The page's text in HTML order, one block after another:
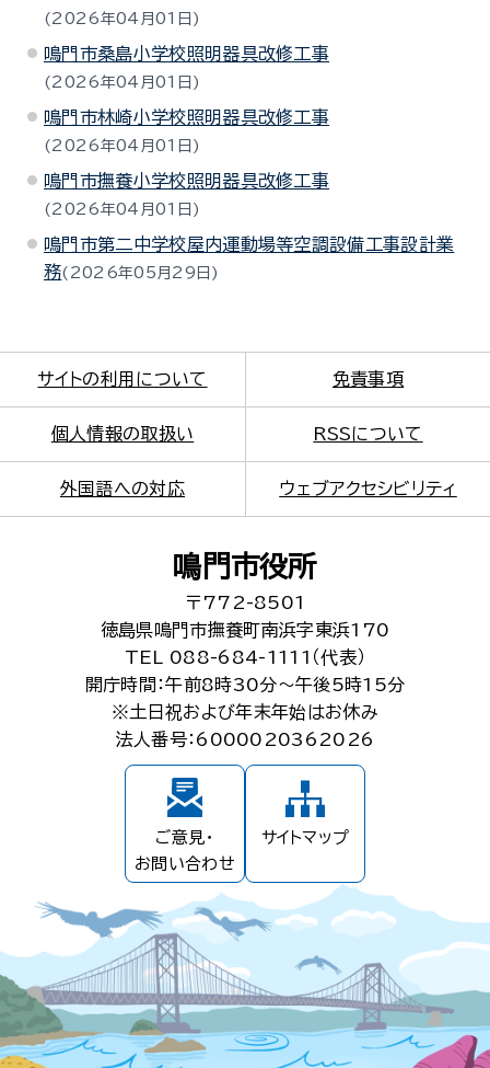
2026年04月01日
鳴門市桑島小学校照明器具改修工事
2026年04月01日
鳴門市林崎小学校照明器具改修工事
2026年04月01日
鳴門市撫養小学校照明器具改修工事
2026年04月01日
鳴門市第二中学校屋内運動場等空調設備工事設計業
務
2026年05月29日
サイトの利用について 免責事項
個人情報の取扱い RSSについて
外国語への対応 ウェブアクセシビリティ
鳴門市役所
〒772-8501
徳島県鳴門市撫養町南浜字東浜170
TEL 088-684-1111（代表）
開庁時間：午前8時30分～午後5時15分
※土日祝および年末年始はお休み
法人番号：6000020362026
ご意見・
お問い合わせ
サイトマップ